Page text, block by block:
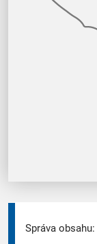
Správa obsahu: